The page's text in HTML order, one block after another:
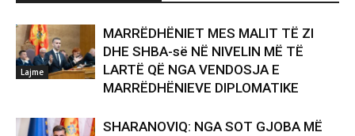
Lajme
MARRËDHËNIET MES MALIT TË ZI
DHE SHBA-së NË NIVELIN MË TË
LARTË QË NGA VENDOSJA E
MARRËDHËNIEVE DIPLOMATIKE
SHARANOVIQ: NGA SOT GJOBA MË